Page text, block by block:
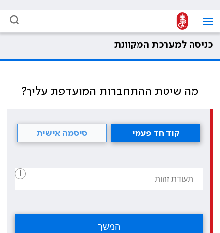
כניסה למערכת המקוונת
מה שיטת ההתחברות המועדפת עליך?
קוד חד פעמי סיסמה אישית
i